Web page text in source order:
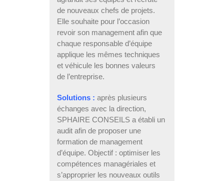
de nouveaux chefs de projets.
Elle souhaite pour l’occasion
revoir son management afin que
chaque responsable d’équipe
applique les mêmes techniques
et véhicule les bonnes valeurs
de l’entreprise.
Solutions : après plusieurs
échanges avec la direction,
SPHAIRE CONSEILS a établi un
audit afin de proposer une
formation de management
d’équipe. Objectif : optimiser les
compétences managériales et
s’approprier les nouveaux outils